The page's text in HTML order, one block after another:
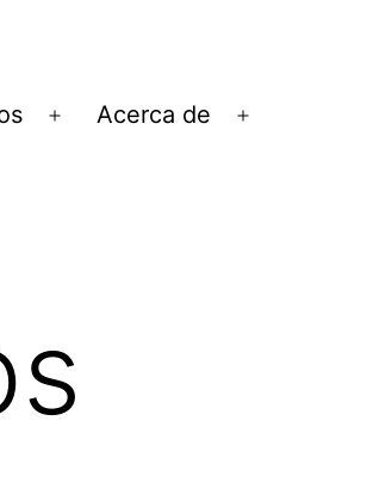
Abrir
Acerca de